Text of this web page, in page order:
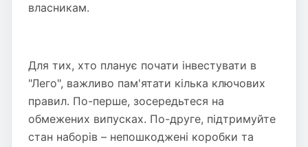
власникам.
Для тих, хто планує почати інвестувати в
"Лего", важливо пам'ятати кілька ключових
правил. По-перше, зосередьтеся на
обмежених випусках. По-друге, підтримуйте
стан наборів – непошкоджені коробки та